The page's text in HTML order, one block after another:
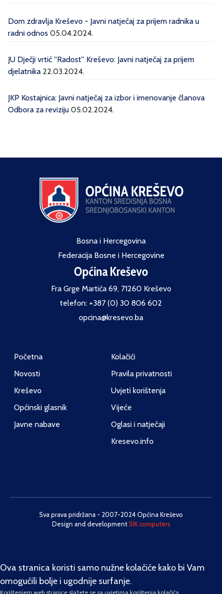
Dom zdravlja Kreševo - Javni natječaj za prijem radnika u
radni odnos 05.04.2024.
JU Dječji vrtić ''Radost'' Kreševo: Javni natječaj za prijem
djelatnika 22.03.2024.
JKP Kostajnica: Javni natječaj za izbor i imenovanje članova
Odbora za reviziju 05.02.2024.
Bosna i Hercegovina
Federacija Bosne i Hercegovine
Općina Kreševo
Fra Grge Martića 69, 71260 Kreševo
telefon: +387 (0) 30 806 602
opcina@kresevo.ba
Početna
Novosti
Kreševo
Općinski glasnik
Javne nabave
Kolačići
Pravila privatnosti
Uvjeti korištenja
Vijeće
Oglasi i natječaji
Kresevo.info
Sva prava pridržana - 2007-2024 Općina Kreševo
Design and developmentSIK computers
Ova stranica koristi samo nužne kolačiće kako bi Vam
omogućili bolje i ugodnije surfanje.
Korištenjem web stranice slažete se sa uvjetima korištenja kolačića